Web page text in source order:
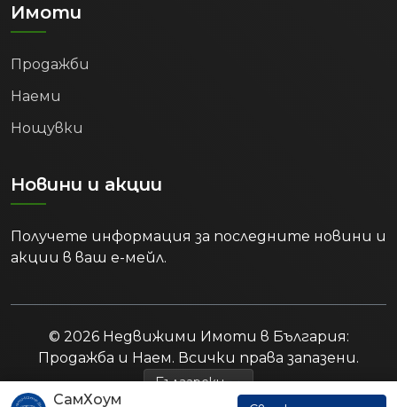
СамХоум
Имоти
Продажби
Наеми
Нощувки
Новини и акции
Получете информация за последните новини и
акции в ваш е-мейл.
© 2026 Недвижими Имоти в България:
Продажба и Наем. Всички права запазени.